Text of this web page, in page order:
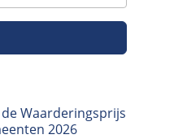
Waarderingsprijs
2026